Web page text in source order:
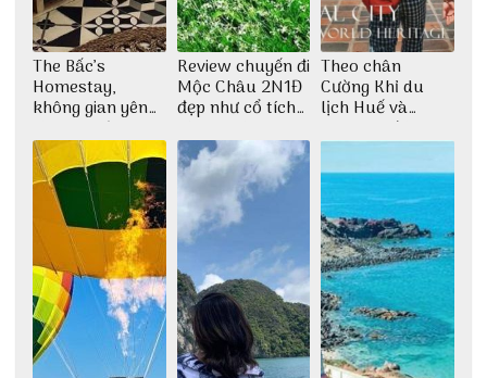
The Bấc’s
Homestay,
không gian yên
bình tại Hòn Sơn
Review chuyến đi
Mộc Châu 2N1Đ
đẹp như cổ tích
Thu Hà
Theo chân
Cường Khỉ du
lịch Huế và
check-in đúng
những góc chụp
đẹp